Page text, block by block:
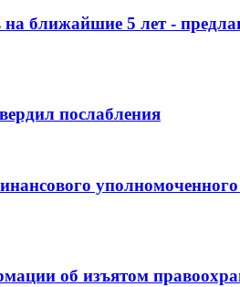
ближайшие 5 лет -
послабления
об изъятом